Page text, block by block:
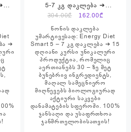
➔
➔
5-7 კგ დაკლება ➔
პროდუქტების ნაკრები ➔
Energy Diet Smart
304.00₾
Original
price
was:
304.00₾.
162.00₾Current
is:
162.00₾.
წონის დაკლება
უმარტივესად: Energy Diet
Smart 5 – 7 კგ დაკლება ➔ 15
დღიანი კურსი უნიკალური
პროდუქტია, რომელიც
აერთიანებს 30 – ზე მეტ
ბუნებრივ ინგრედიენტს,
მაღალ სამეცნიერო
მიღწევებს ბიოლოგიურად
აქტიური საკვები
დანამატების სფეროში. 100%
ჯანსაღი და უსაფრთხოა
ჯანმრთელობისათვის!